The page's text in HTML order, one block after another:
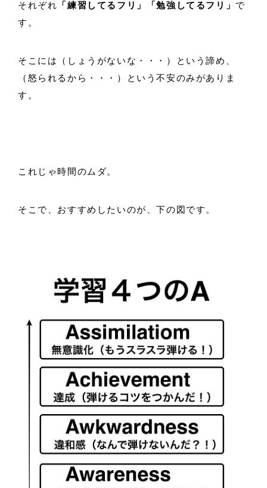
それぞれ 「練習してるフリ」「勉強してるフリ」 で
す。
そこには（しょうがないな・・・）という諦め、
（怒られるから・・・）という不安のみがありま
す。
これじゃ時間のムダ。
そこで、おすすめしたいのが、下の図です。